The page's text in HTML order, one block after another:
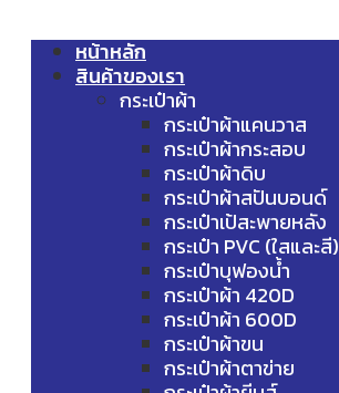
หน้าหลัก
สินค้าของเรา
กระเป๋าผ้า
กระเป๋าผ้าแคนวาส
กระเป๋าผ้ากระสอบ
กระเป๋าผ้าดิบ
กระเป๋าผ้าสปันบอนด์
กระเป๋าเป้สะพายหลัง
กระเป๋า PVC (ใสและสี)
กระเป๋าบุฟองน้ำ
กระเป๋าผ้า 420D
กระเป๋าผ้า 600D
กระเป๋าผ้าขน
กระเป๋าผ้าตาข่าย